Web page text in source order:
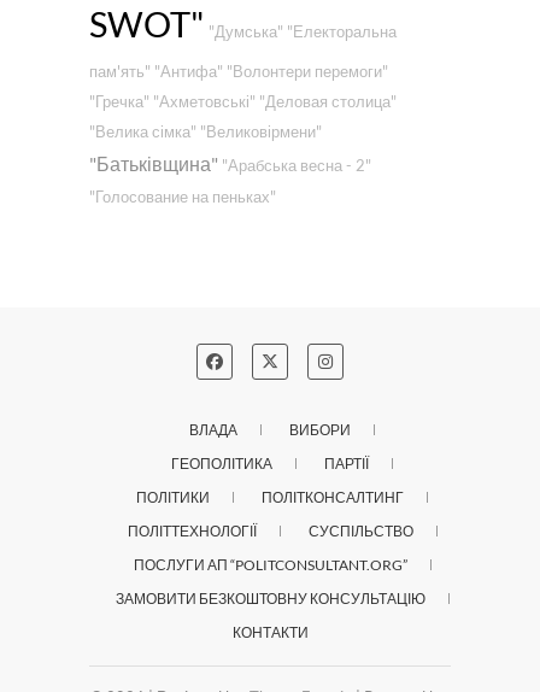
SWOT" "Думська" "Електоральна
пам'ять" "Антифа" "Волонтери перемоги"
"Гречка" "Ахметовські" "Деловая столица"
"Велика сімка" "Великовірмени"
"Батьківщина" "Арабська весна - 2"
"Голосование на пеньках"
ВЛАДА
ВИБОРИ
ГЕОПОЛІТИКА
ПАРТІЇ
ПОЛІТИКИ
ПОЛІТКОНСАЛТИНГ
ПОЛІТТЕХНОЛОГІЇ
СУСПІЛЬСТВО
ПОСЛУГИ АП “POLITCONSULTANT.ORG”
ЗАМОВИТИ БЕЗКОШТОВНУ КОНСУЛЬТАЦІЮ
КОНТАКТИ